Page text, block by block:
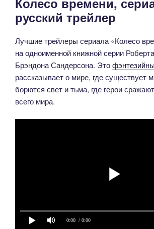
русский трейлер
Лучшие трейлеры сериала «Колесо
на одноименной книжной серии
Брэндона Сандерсона. Это
рассказывает о мире, где существует
борются свет и тьма, где герои
всего мира.
0:00 / 0:00